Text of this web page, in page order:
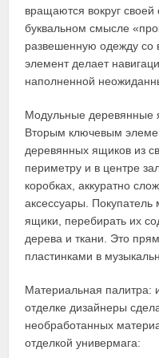
вращаются вокруг
буквальном смысле
развешенную одежду со
элемент делает
наполненной
Модульные деревянные
Вторым ключевым
деревянных ящиков из
периметру и в центре
коробках, аккуратно
аксессуары. Покупатель
ящики, перебирать их
дерева и ткани. Это
пластинками в
Материальная палитра:
отделке дизайнеры
необработанных
отделкой универмага: